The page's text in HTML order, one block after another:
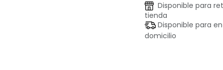
Disponible para
tienda
Disponible para
domicilio